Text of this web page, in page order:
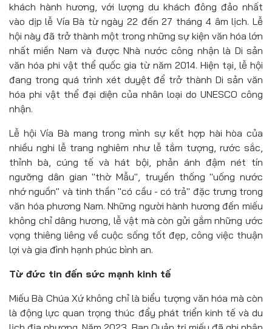
khách hành hương, với lượng du khách đông đảo nhất
vào dịp lễ Vía Bà từ ngày 22 đến 27 tháng 4 âm lịch. Lễ
hội này đã trở thành một trong những sự kiện văn hóa lớn
nhất miền Nam và được Nhà nước công nhận là Di sản
văn hóa phi vật thể quốc gia từ năm 2014. Hiện tại, lễ hội
đang trong quá trình xét duyệt để trở thành Di sản văn
hóa phi vật thể đại diện của nhân loại do UNESCO công
nhận.
Lễ hội Vía Bà mang trong mình sự kết hợp hài hòa của
nhiều nghi lễ trang nghiêm như lễ tắm tượng, rước sắc,
thỉnh bà, cúng tế và hát bội, phản ánh đậm nét tín
ngưỡng dân gian "thờ Mẫu", truyền thống "uống nước
nhớ nguồn" và tinh thần "có cầu - có trả" đặc trưng trong
văn hóa phương Nam. Những người hành hương đến miếu
không chỉ dâng hương, lễ vật mà còn gửi gắm những ước
vọng thiêng liêng về cuộc sống tốt đẹp, công việc thuận
lợi và gia đình hạnh phúc bình an.
Từ đức tin đến sức mạnh kinh tế
Miếu Bà Chúa Xứ không chỉ là biểu tượng văn hóa mà còn
là động lực quan trọng thúc đẩy phát triển kinh tế và du